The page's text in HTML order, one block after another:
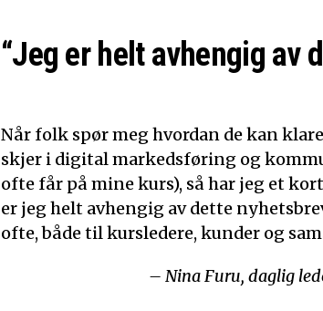
“Jeg er helt avhengig av
Når folk spør meg hvordan de kan
skjer i digital markedsføring og
ofte får på mine kurs), så har jeg et
er jeg helt avhengig av dette
ofte, både til kursledere, kunder og
– Nina Furu, daglig